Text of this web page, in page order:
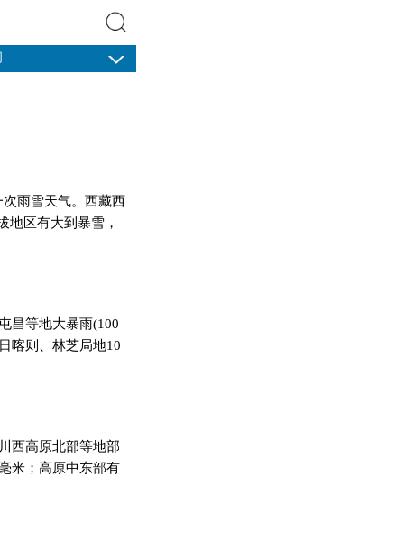
搜索
雨雪天气。西藏西
地区有大到暴雪，
昌等地大暴雨(100
喀则、林芝局地10
西高原北部等地部
米；高原中东部有